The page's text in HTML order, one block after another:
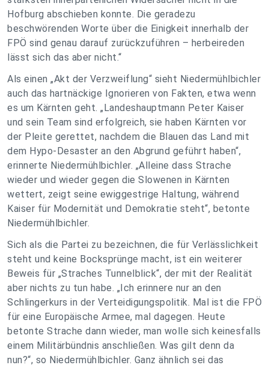
Hofburg abschieben konnte. Die geradezu
beschwörenden Worte über die Einigkeit innerhalb der
FPÖ sind genau darauf zurückzuführen – herbeireden
lässt sich das aber nicht.“
Als einen „Akt der Verzweiflung“ sieht Niedermühlbichler
auch das hartnäckige Ignorieren von Fakten, etwa wenn
es um Kärnten geht. „Landeshauptmann Peter Kaiser
und sein Team sind erfolgreich, sie haben Kärnten vor
der Pleite gerettet, nachdem die Blauen das Land mit
dem Hypo-Desaster an den Abgrund geführt haben“,
erinnerte Niedermühlbichler. „Alleine dass Strache
wieder und wieder gegen die Slowenen in Kärnten
wettert, zeigt seine ewiggestrige Haltung, während
Kaiser für Modernität und Demokratie steht“, betonte
Niedermühlbichler.
Sich als die Partei zu bezeichnen, die für Verlässlichkeit
steht und keine Bocksprünge macht, ist ein weiterer
Beweis für „Straches Tunnelblick“, der mit der Realität
aber nichts zu tun habe. „Ich erinnere nur an den
Schlingerkurs in der Verteidigungspolitik. Mal ist die FPÖ
für eine Europäische Armee, mal dagegen. Heute
betonte Strache dann wieder, man wolle sich keinesfalls
einem Militärbündnis anschließen. Was gilt denn da
nun?“, so Niedermühlbichler. Ganz ähnlich sei das